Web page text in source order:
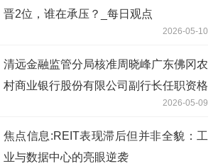
晋2位，谁在承压？_每日观点
2026-05-10
清远金融监管分局核准周晓峰广东佛冈农
村商业银行股份有限公司副行长任职资格
2026-05-09
焦点信息:REIT表现滞后但并非全貌：工
业与数据中心的亮眼逆袭